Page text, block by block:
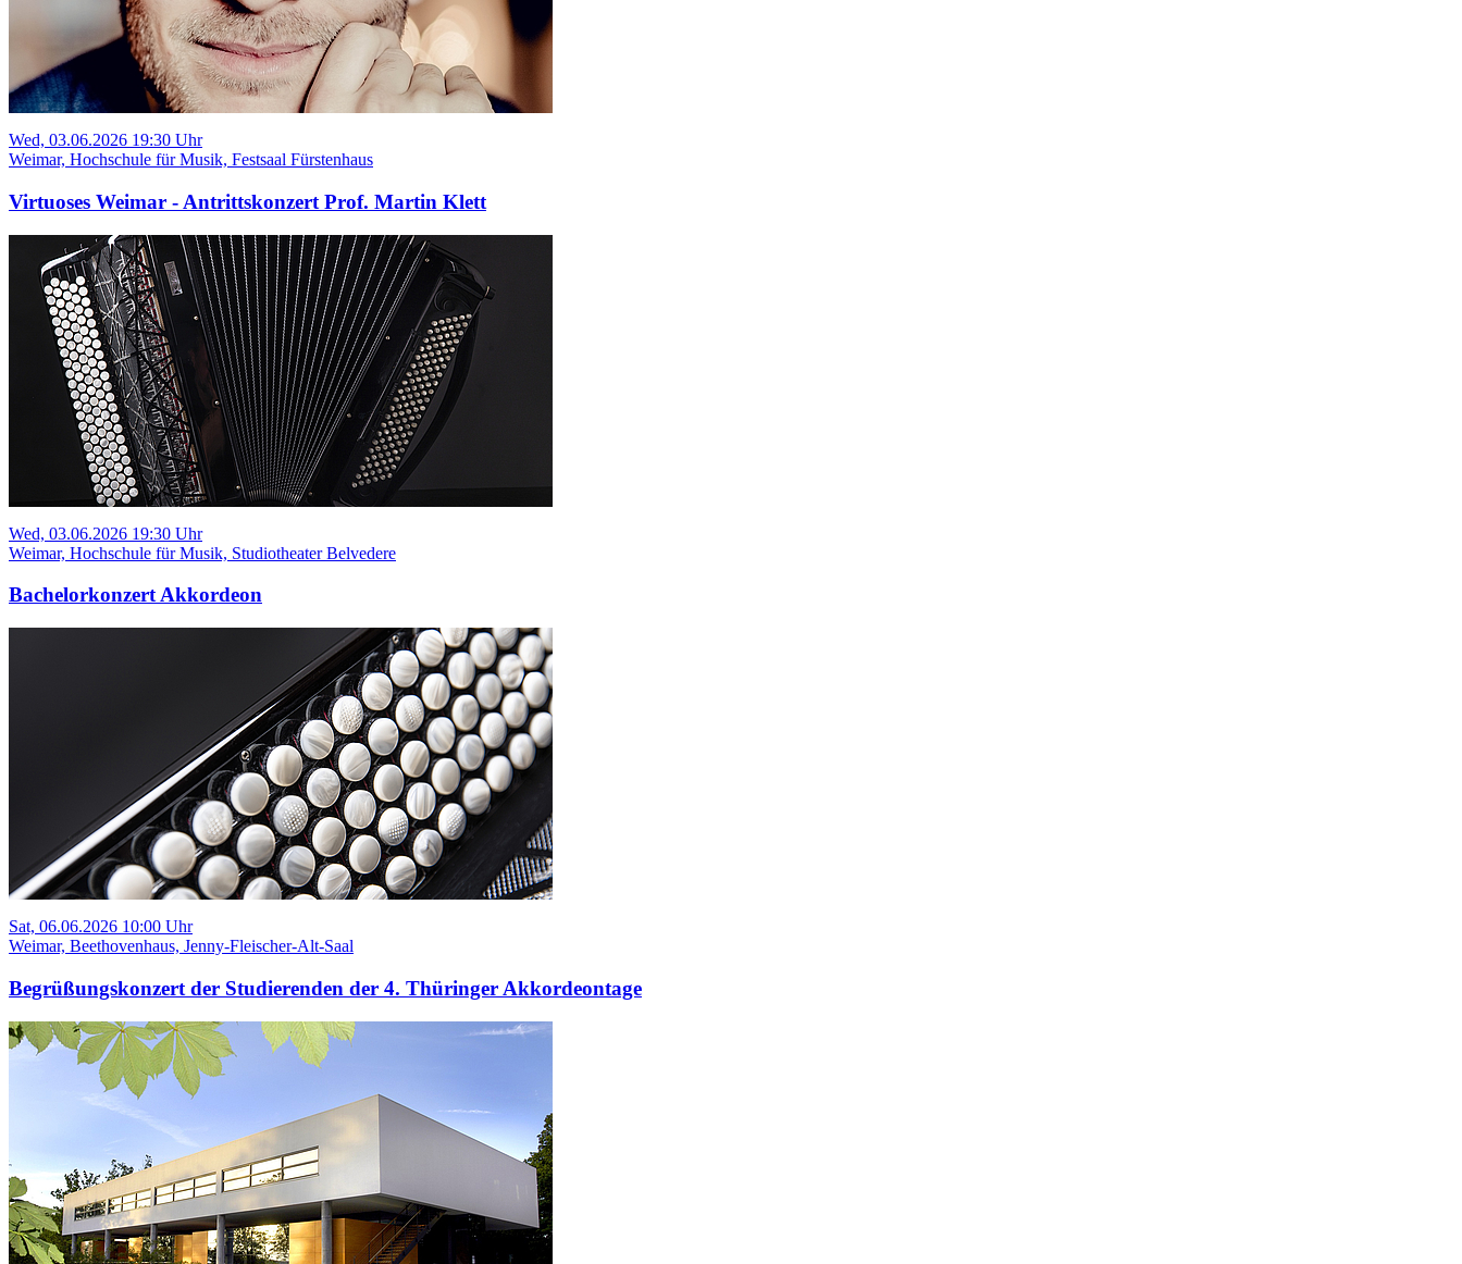
Wed, 03.06.2026 19:30 Uhr
Weimar, Hochschule für Musik, Festsaal Fürstenhaus
Virtuoses Weimar - Antrittskonzert Prof. Martin Klett
Wed, 03.06.2026 19:30 Uhr
Weimar, Hochschule für Musik, Studiotheater Belvedere
Bachelorkonzert Akkordeon
Sat, 06.06.2026 10:00 Uhr
Weimar, Beethovenhaus, Jenny-Fleischer-Alt-Saal
Begrüßungskonzert der Studierenden der 4. Thüringer Akkordeontage